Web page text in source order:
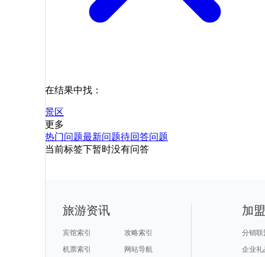
在结果中找：
景区
更多
热门问题最新问题待回答问题
当前标签下暂时没有问答
旅游资讯
宾馆索引
攻略索引
机票索引
网站导航
加
分销联
企业礼